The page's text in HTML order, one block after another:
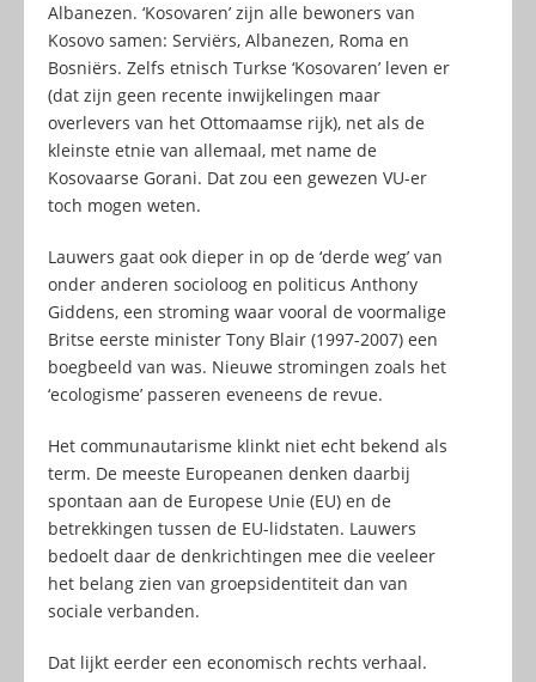
Albanezen. ‘Kosovaren’ zijn alle bewoners van
Kosovo samen: Serviërs, Albanezen, Roma en
Bosniërs. Zelfs etnisch Turkse ‘Kosovaren’ leven er
(dat zijn geen recente inwijkelingen maar
overlevers van het Ottomaamse rijk), net als de
kleinste etnie van allemaal, met name de
Kosovaarse Gorani. Dat zou een gewezen VU-er
toch mogen weten.
Lauwers gaat ook dieper in op de ‘derde weg’ van
onder anderen socioloog en politicus Anthony
Giddens, een stroming waar vooral de voormalige
Britse eerste minister Tony Blair (1997-2007) een
boegbeeld van was. Nieuwe stromingen zoals het
‘ecologisme’ passeren eveneens de revue.
Het communautarisme klinkt niet echt bekend als
term. De meeste Europeanen denken daarbij
spontaan aan de Europese Unie (EU) en de
betrekkingen tussen de EU-lidstaten. Lauwers
bedoelt daar de denkrichtingen mee die veeleer
het belang zien van groepsidentiteit dan van
sociale verbanden.
Dat lijkt eerder een economisch rechts verhaal.